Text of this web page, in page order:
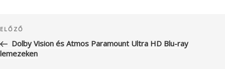
navigáció
Korábbi
bejegyzés
ELŐZŐ
Dolby Vision és Atmos Paramount Ultra HD Blu-ray
lemezeken